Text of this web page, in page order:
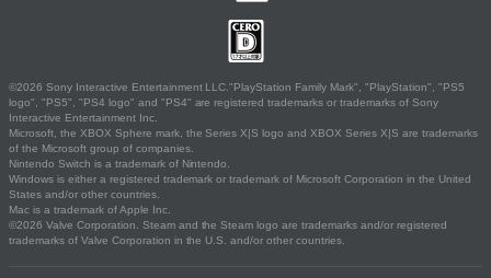
©2026 Sony Interactive Entertainment LLC."PlayStation Family Mark", "PlayStation", "PS5
logo", "PS5", "PS4 logo" and "PS4" are registered trademarks or trademarks of Sony
Interactive Entertainment Inc.
Microsoft, the XBOX Sphere mark, the Series X|S logo and XBOX Series X|S are trademarks
of the Microsoft group of companies.
Nintendo Switch is a trademark of Nintendo.
Windows is either a registered trademark or trademark of Microsoft Corporation in the United
States and/or other countries.
Mac is a trademark of Apple Inc.
©2026 Valve Corporation. Steam and the Steam logo are trademarks and/or registered
trademarks of Valve Corporation in the U.S. and/or other countries.